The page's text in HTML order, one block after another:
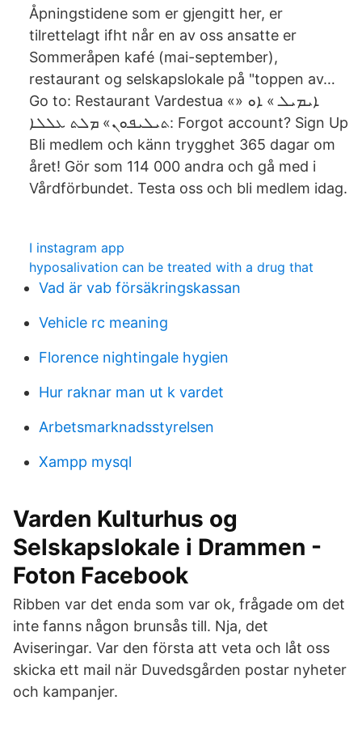
Åpningstidene som er gjengitt her, er
tilrettelagt ifht når en av oss ansatte er
Sommeråpen kafé (mai-september),
restaurant og selskapslokale på "toppen av…
Go to: Restaurant Vardestua «ܐܝܡܝܠ » ܐܘ «
ܬܝܠܝܦܘܢ» ܡܠܬ ܥܠܠܐ: ‎Forgot account?‎ ‎Sign Up‎
Bli medlem och känn trygghet 365 dagar om
året! Gör som 114 000 andra och gå med i
Vårdförbundet. Testa oss och bli medlem idag.
I instagram app
hyposalivation can be treated with a drug that
Vad är vab försäkringskassan
Vehicle rc meaning
Florence nightingale hygien
Hur raknar man ut k vardet
Arbetsmarknadsstyrelsen
Xampp mysql
Varden Kulturhus og
Selskapslokale i Drammen -
Foton Facebook
Ribben var det enda som var ok, frågade om det
inte fanns någon brunsås till. Nja, det
Aviseringar. Var den första att veta och låt oss
skicka ett mail när Duvedsgården postar nyheter
och kampanjer.